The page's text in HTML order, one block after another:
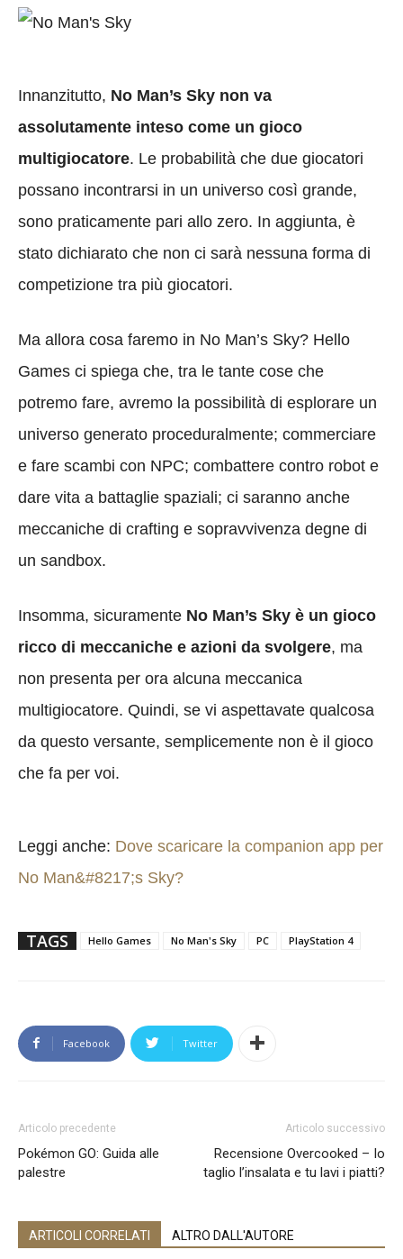
Innanzitutto, No Man’s Sky non va
assolutamente inteso come un gioco
multigiocatore. Le probabilità che due giocatori
possano incontrarsi in un universo così grande,
sono praticamente pari allo zero. In aggiunta, è
stato dichiarato che non ci sarà nessuna forma di
competizione tra più giocatori.
Ma allora cosa faremo in No Man’s Sky? Hello
Games ci spiega che, tra le tante cose che
potremo fare, avremo la possibilità di esplorare un
universo generato proceduralmente; commerciare
e fare scambi con NPC; combattere contro robot e
dare vita a battaglie spaziali; ci saranno anche
meccaniche di crafting e sopravvivenza degne di
un sandbox.
Insomma, sicuramente No Man’s Sky è un gioco
ricco di meccaniche e azioni da svolgere, ma
non presenta per ora alcuna meccanica
multigiocatore. Quindi, se vi aspettavate qualcosa
da questo versante, semplicemente non è il gioco
che fa per voi.
Leggi anche: Dove scaricare la companion app per
No Man&#8217;s Sky?
TAGS Hello Games No Man's Sky PC PlayStation 4
Facebook Twitter
Articolo precedente
Pokémon GO: Guida alle
palestre
Articolo successivo
Recensione Overcooked – Io
taglio l’insalata e tu lavi i piatti?
ARTICOLI CORRELATI ALTRO DALL'AUTORE